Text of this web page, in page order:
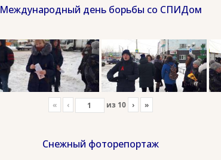
Международный день борьбы со СПИДом
« ‹ из 10 › »
Снежный фоторепортаж